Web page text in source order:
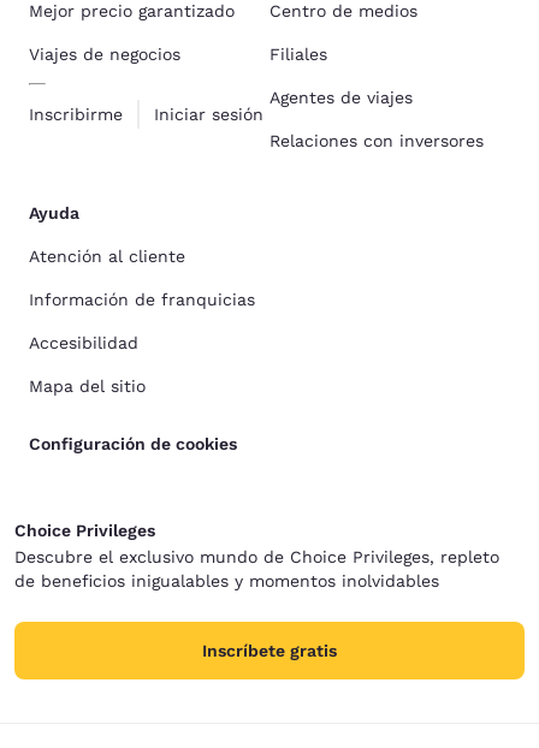
Mejor precio garantizado
Viajes de negocios
Inscribirme Iniciar sesión
Centro de medios
Filiales
Agentes de viajes
Relaciones con inversores
Ayuda
Atención al cliente
Información de franquicias
Accesibilidad
Mapa del sitio
Configuración de cookies
Choice Privileges
Descubre el exclusivo mundo de Choice Privileges, repleto
de beneficios inigualables y momentos inolvidables
Inscríbete gratis